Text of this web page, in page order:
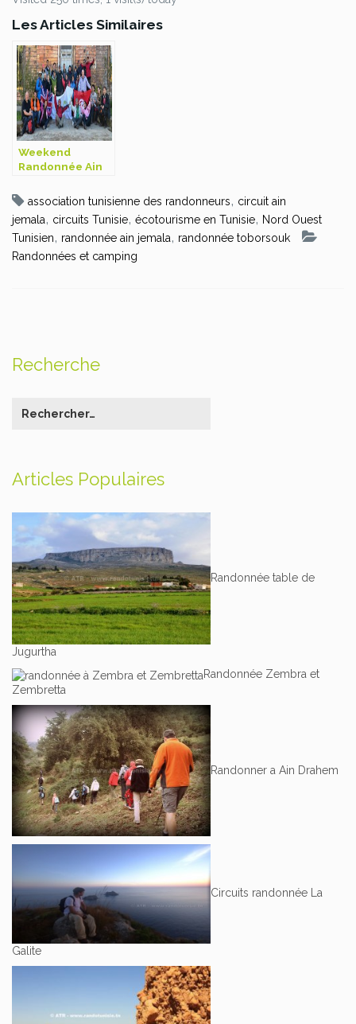
Les Articles Similaires
Weekend
Randonnée Ain
association tunisienne des randonneurs, circuit ain
jemala, circuits Tunisie, écotourisme en Tunisie, Nord Ouest
Tunisien, randonnée ain jemala, randonnée toborsouk
Randonnées et camping
Recherche
Articles Populaires
Randonnée table de
Jugurtha
Randonnée Zembra et
Zembretta
Randonner a Ain Drahem
Circuits randonnée La
Galite